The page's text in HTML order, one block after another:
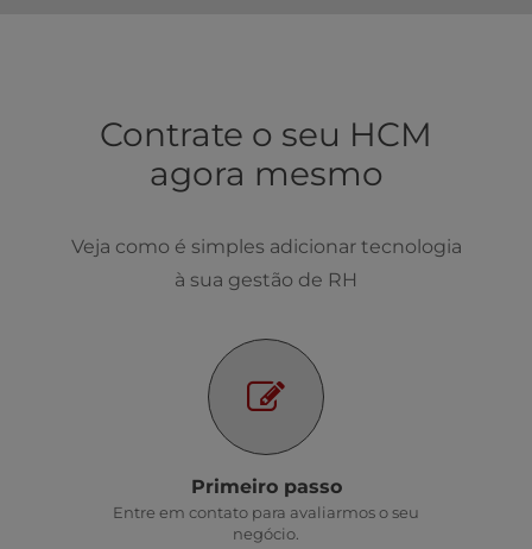
Contrate o seu HCM
agora mesmo
Veja como é simples adicionar tecnologia
à sua gestão de RH
Primeiro passo
Entre em contato para avaliarmos o seu
negócio.